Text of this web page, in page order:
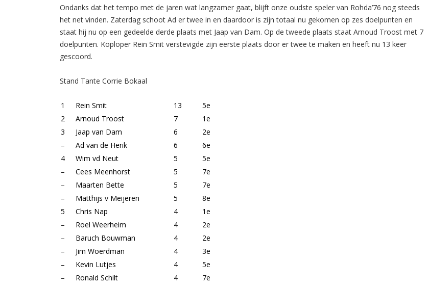
Ondanks dat het tempo met de jaren wat langzamer gaat, blijft onze oudste speler van Rohda’76 nog steeds
het net vinden. Zaterdag schoot Ad er twee in en daardoor is zijn totaal nu gekomen op zes doelpunten en
staat hij nu op een gedeelde derde plaats met Jaap van Dam. Op de tweede plaats staat Arnoud Troost met 7
doelpunten. Koploper Rein Smit verstevigde zijn eerste plaats door er twee te maken en heeft nu 13 keer
gescoord.
Stand Tante Corrie Bokaal
1 Rein Smit 13
5e
2
Arnoud Troost 7
1e
3
Jaap van Dam 6
2e
–
Ad van de Herik 6
6e
4
Wim vd Neut 5
5e
–
Cees Meenhorst 5
7e
–
Maarten Bette 5
7e
–
Matthijs v Meijeren 5
8e
5
Chris Nap 4
1e
–
Roel Weerheim 4
2e
–
Baruch Bouwman 4
2e
–
Jim Woerdman 4
3e
–
Kevin Lutjes 4
5e
–
Ronald Schilt 4
7e